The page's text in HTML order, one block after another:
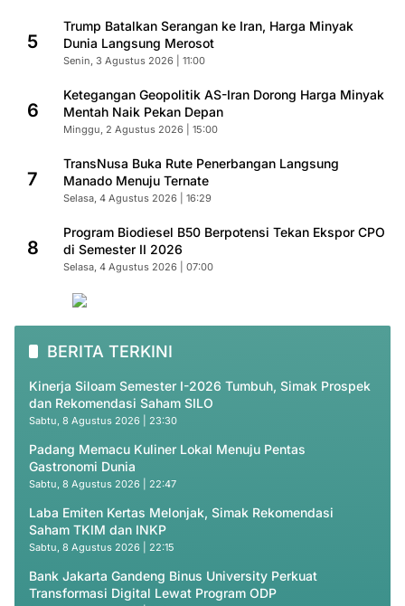
5
Trump Batalkan Serangan ke Iran, Harga Minyak
Dunia Langsung Merosot
Senin, 3 Agustus 2026 | 11:00
6
Ketegangan Geopolitik AS-Iran Dorong Harga Minyak
Mentah Naik Pekan Depan
Minggu, 2 Agustus 2026 | 15:00
7
TransNusa Buka Rute Penerbangan Langsung
Manado Menuju Ternate
Selasa, 4 Agustus 2026 | 16:29
8
Program Biodiesel B50 Berpotensi Tekan Ekspor CPO
di Semester II 2026
Selasa, 4 Agustus 2026 | 07:00
BERITA TERKINI
Kinerja Siloam Semester I-2026 Tumbuh, Simak Prospek
dan Rekomendasi Saham SILO
Sabtu, 8 Agustus 2026 | 23:30
Padang Memacu Kuliner Lokal Menuju Pentas
Gastronomi Dunia
Sabtu, 8 Agustus 2026 | 22:47
Laba Emiten Kertas Melonjak, Simak Rekomendasi
Saham TKIM dan INKP
Sabtu, 8 Agustus 2026 | 22:15
Bank Jakarta Gandeng Binus University Perkuat
Transformasi Digital Lewat Program ODP